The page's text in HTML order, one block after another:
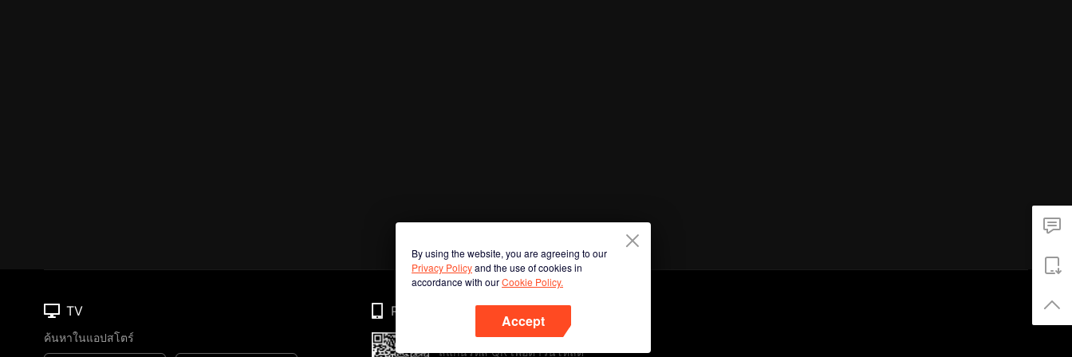
By using the website, you are agreeing to our
Privacy Policyand the use of cookies in
accordance with ourCookie Policy.
Accept
TV
ค้นหาในแอปสโตร์
Phone
สแกนรหัส QR เพื่อดาวน์โหลด